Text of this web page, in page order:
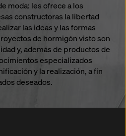
moda: les ofrece a los
constructoras la libertad
las ideas y las formas
de hormigón visto son
y, además de productos de
especializados
y la realización, a fin
deseados.